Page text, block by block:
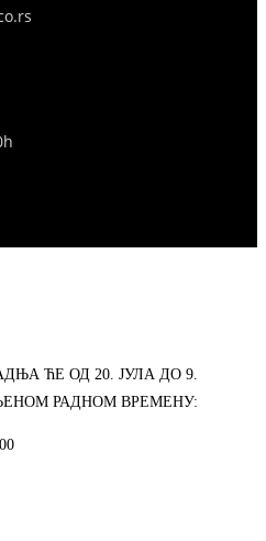
ЋЕ ОД 20. ЈУЛА ДО 9.
РАДНОМ ВРЕМЕНУ: